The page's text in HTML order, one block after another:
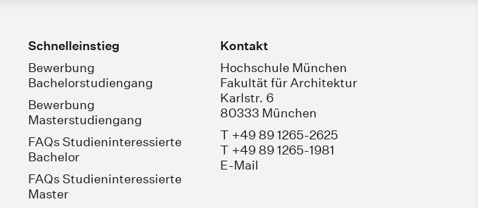
Schnelleinstieg
Bewerbung
Bachelorstudiengang
Bewerbung
Masterstudiengang
FAQs Studieninteressierte
Bachelor
FAQs Studieninteressierte
Master
Kontakt
Hochschule München
Fakultät für Architektur
Karlstr. 6
80333 München
T +49 89 1265-2625
T +49 89 1265-1981
E-Mail